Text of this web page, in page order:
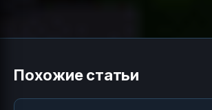
Похожие статьи